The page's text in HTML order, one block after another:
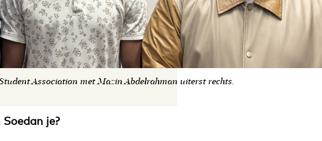
Association met Mazin Abdelrahman uiterst rechts.
je?